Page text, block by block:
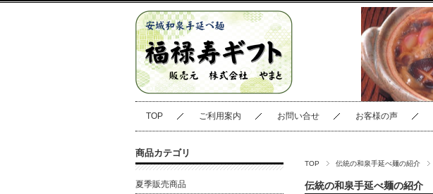
TOP ご利用案内 お問い合せ お客様の声
TOP 伝統の和泉手延べ麺の紹介
伝統の和泉手延べ麺の紹介
商品カテゴリ
夏季販売商品